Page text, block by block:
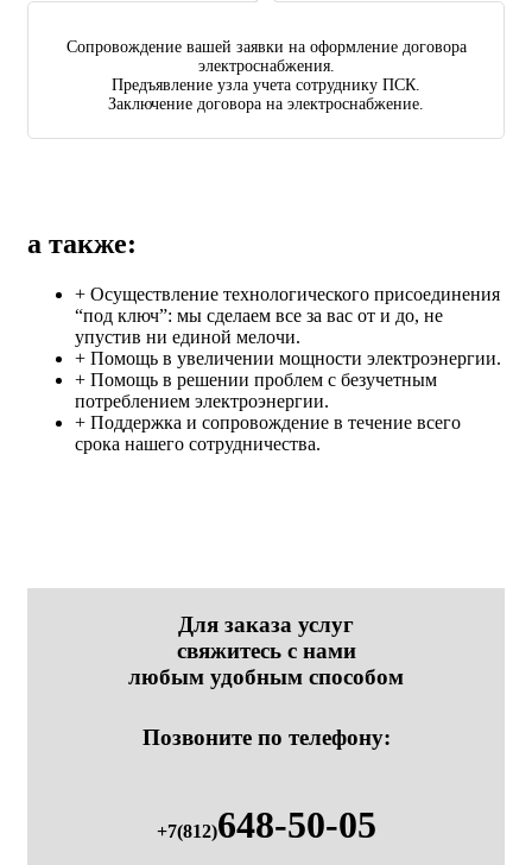
Сопровождение вашей заявки на оформление договора
электроснабжения.
Предъявление узла учета сотруднику ПСК.
Заключение договора на электроснабжение.
а также:
+ Осуществление технологического присоединения
“под ключ”: мы сделаем все за вас от и до, не
упустив ни единой мелочи.
+ Помощь в увеличении мощности электроэнергии.
+ Помощь в решении проблем с безучетным
потреблением электроэнергии.
+ Поддержка и сопровождение в течение всего
срока нашего сотрудничества.
Для заказа услуг
свяжитесь с нами
любым удобным способом
Позвоните по телефону:
+7(812)648-50-05